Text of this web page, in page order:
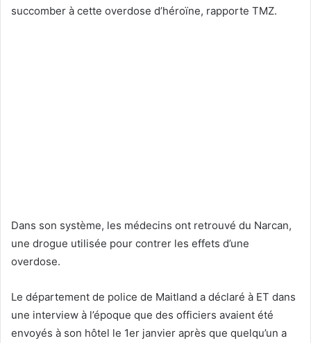
succomber à cette overdose d’héroïne, rapporte TMZ.
Dans son système, les médecins ont retrouvé du Narcan,
une drogue utilisée pour contrer les effets d’une
overdose.
Le département de police de Maitland a déclaré à ET dans
une interview à l’époque que des officiers avaient été
envoyés à son hôtel le 1er janvier après que quelqu’un a